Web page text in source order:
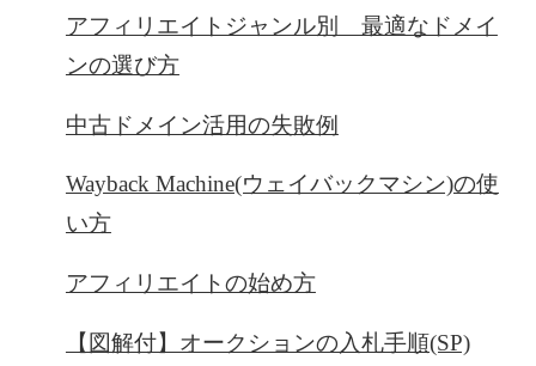
アフィリエイトジャンル別 最適なドメイ
ンの選び方
中古ドメイン活用の失敗例
Wayback Machine(ウェイバックマシン)の使
い方
アフィリエイトの始め方
【図解付】オークションの入札手順(SP)